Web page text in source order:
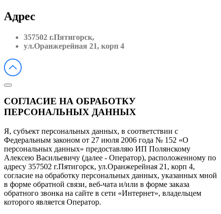
Адрес
357502 г.Пятигорск,
ул.Оранжерейная 21, корп 4
СОГЛАСИЕ НА ОБРАБОТКУ
ПЕРСОНАЛЬНЫХ ДАННЫХ
Я, субъект персональных данных, в соответствии с
Федеральным законом от 27 июля 2006 года № 152 «О
персональных данных» предоставляю ИП Полянскому
Алексею Васильевичу (далее - Оператор), расположенному по
адресу 357502 г.Пятигорск, ул.Оранжерейная 21, корп 4,
согласие на обработку персональных данных, указанных мной
в форме обратной связи, веб-чата и/или в форме заказа
обратного звонка на сайте в сети «Интернет», владельцем
которого является Оператор.